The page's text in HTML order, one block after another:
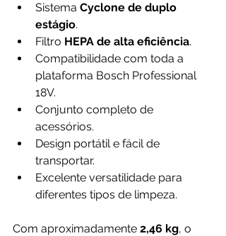
Sistema Cyclone de duplo
estágio.
Filtro HEPA de alta eficiência.
Compatibilidade com toda a
plataforma Bosch Professional
18V.
Conjunto completo de
acessórios.
Design portátil e fácil de
transportar.
Excelente versatilidade para
diferentes tipos de limpeza.
Com aproximadamente 2,46 kg, o